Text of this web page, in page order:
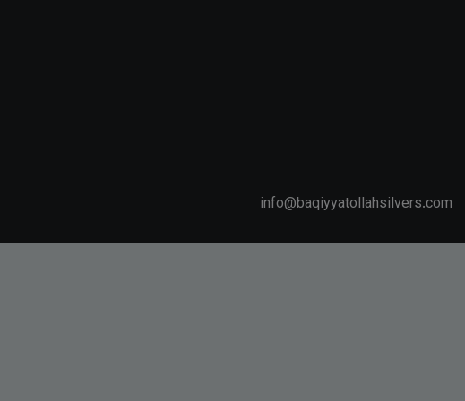
info@baqiyyatollahsilvers.com